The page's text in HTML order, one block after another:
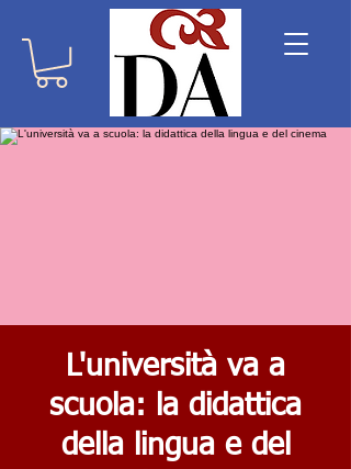
L'università va a
scuola: la didattica
della lingua e del